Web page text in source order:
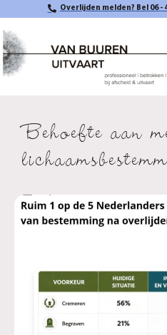
Overlijden melden? Bel 06 -
Behoefte aan